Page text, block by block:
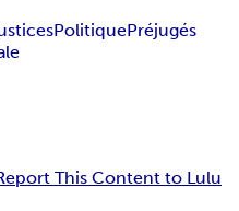
PolitiquePréjugés
This Content to Lulu